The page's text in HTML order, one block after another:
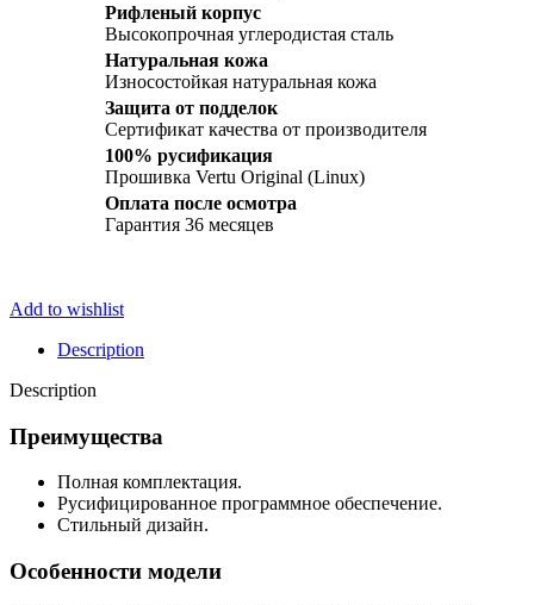
Рифленый корпус
Высокопрочная углеродистая сталь
Натуральная кожа
Износостойкая натуральная кожа
Защита от подделок
Сертификат качества от производителя
100% русификация
Прошивка Vertu Original (Linux)
Оплата после осмотра
Гарантия 36 месяцев
Add to wishlist
Description
Description
Преимущества
Полная комплектация.
Русифицированное программное обеспечение.
Стильный дизайн.
Особенности модели